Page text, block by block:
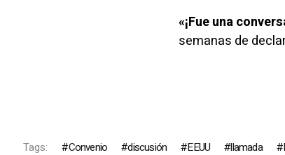
«¡Fue una
semanas de
Tags: Convenio discusión EEUU llamada